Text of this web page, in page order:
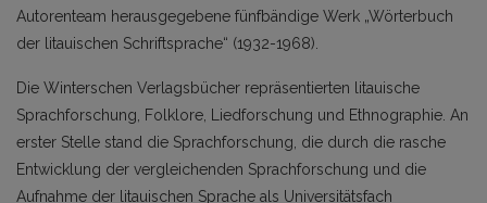
Autorenteam herausgegebene fünfbändige Werk „Wörterbuch
der litauischen Schriftsprache“ (1932-1968).
Die Winterschen Verlagsbücher repräsentierten litauische
Sprachforschung, Folklore, Liedforschung und Ethnographie. An
erster Stelle stand die Sprachforschung, die durch die rasche
Entwicklung der vergleichenden Sprachforschung und die
Aufnahme der litauischen Sprache als Universitätsfach